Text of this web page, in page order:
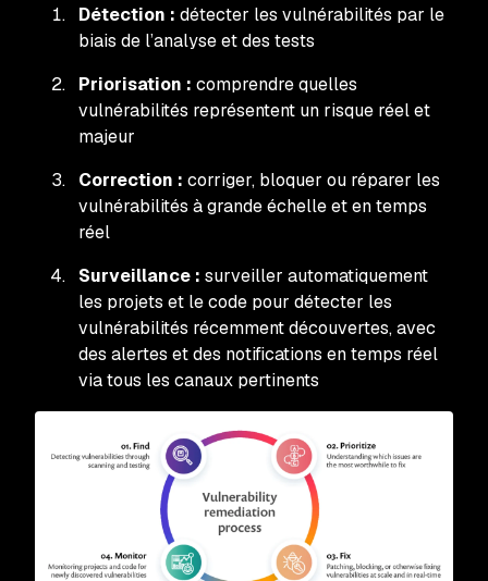
Détection : détecter les vulnérabilités par le
biais de l’analyse et des tests
Priorisation : comprendre quelles
vulnérabilités représentent un risque réel et
majeur
Correction : corriger, bloquer ou réparer les
vulnérabilités à grande échelle et en temps
réel
Surveillance : surveiller automatiquement
les projets et le code pour détecter les
vulnérabilités récemment découvertes, avec
des alertes et des notifications en temps réel
via tous les canaux pertinents